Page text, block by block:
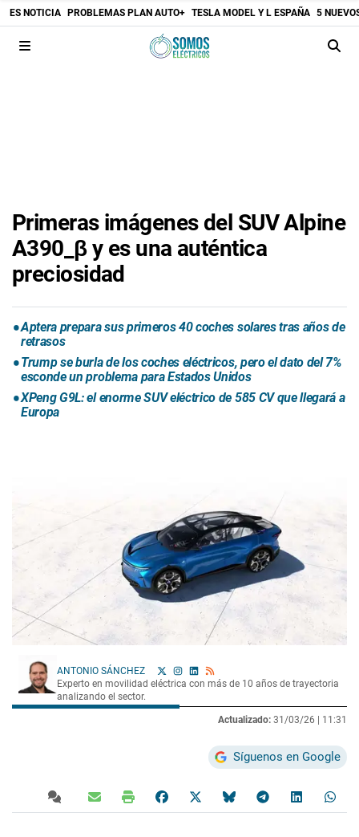
ES NOTICIA PROBLEMAS PLAN AUTO+ TESLA MODEL Y L ESPAÑA 5
Primeras imágenes del SUV Alpine
A390_β y es una auténtica
preciosidad
Aptera prepara sus primeros 40 coches solares tras años de
retrasos
Trump se burla de los coches eléctricos, pero el dato del 7%
esconde un problema para Estados Unidos
XPeng G9L: el enorme SUV eléctrico de 585 CV que llegará a
Europa
ANTONIO SÁNCHEZ
Experto en movilidad eléctrica con más de 10 años de trayectoria
analizando el sector.
Actualizado: 31/03/26 | 11:31
Síguenos en Google